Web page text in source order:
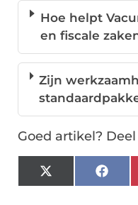
Hoe helpt
en fiscale
Zijn
Goed artikel?
X
(Twitter)